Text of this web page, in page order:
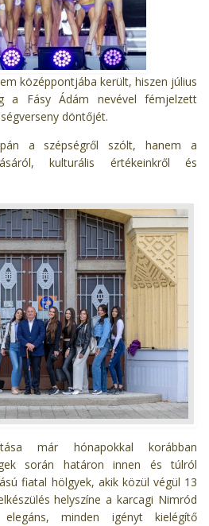
középpontjába került, hiszen július
a Fásy Ádám nevével fémjelzett
döntőjét.
a szépségről szólt, hanem a
kulturális értékeinkről és
már hónapokkal korábban
során határon innen és túlról
fiatal hölgyek, akik közül végül 13
helyszíne a karcagi Nimród
minden igényt kielégítő